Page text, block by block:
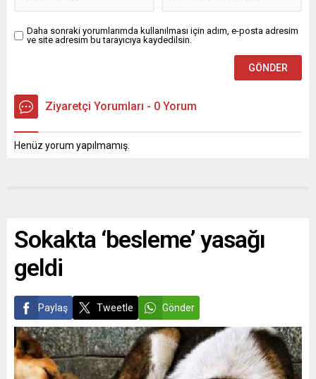
Daha sonraki yorumlarımda kullanılması için adım, e-posta adresim
ve site adresim bu tarayıcıya kaydedilsin.
Ziyaretçi Yorumları - 0 Yorum
Henüz yorum yapılmamış.
Sokakta ‘besleme’ yasağı
geldi
Paylaş Tweetle Gönder